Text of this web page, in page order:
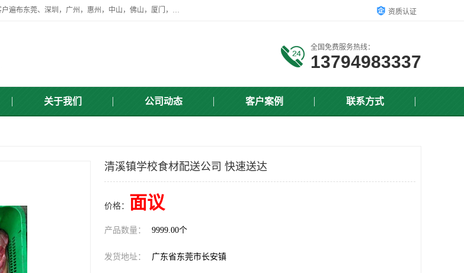
广东食安膳食管理服务有限公司是一家从事蔬菜配送、食堂承包，团餐配送的企业，本公司客户遍布东莞、深圳，广州，惠州，中山，佛山，厦门，肇庆，江门，清远等地，资质齐全，提供学校、工厂、医院、企业、地铁、大型超市、商场、单位、消防队、监狱食堂饭堂蔬菜配送，集新鲜蔬菜、新鲜肉类、粮油、瓜果 、干货 、水产、冻品、粮油、调味品、日用品、调味品及进口冷冻食品为主的原料供应商等为一体的化配送服务机构！ 资质认证
全国免费服务热线：
13794983337
关于我们 公司动态 客户案例 联系方式
清溪镇学校食材配送公司 快速送达
价格： 面议
产品数量： 9999.00个
发货地址： 广东省东莞市长安镇